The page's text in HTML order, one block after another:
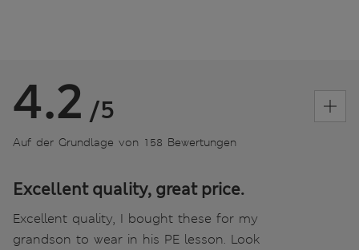
4.2 /5
Auf der Grundlage von 158 Bewertungen
Excellent quality, great price.
Excellent quality, I bought these for my
grandson to wear in his PE lesson. Look